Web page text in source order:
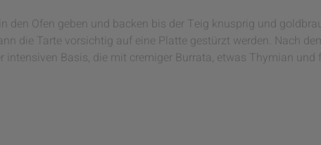
den Ofen geben und backen bis der Teig knusprig und
die Tarte vorsichtig auf eine Platte gestürzt werden. Nach
intensiven Basis, die mit cremiger Burrata, etwas Thymian